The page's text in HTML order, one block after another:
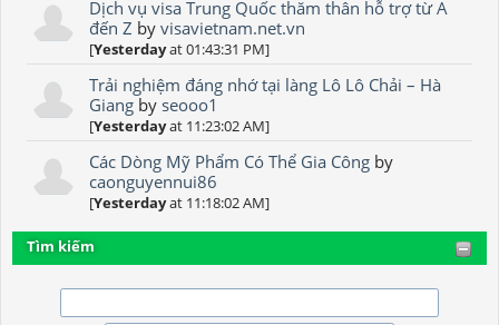
Dịch vụ visa Trung Quốc thăm thân hỗ trợ từ A
đến Z byvisavietnam.net.vn
[Yesterdayat 01:43:31 PM]
Trải nghiệm đáng nhớ tại làng Lô Lô Chải – Hà
Giang by seooo1
[Yesterdayat 11:23:02 AM]
Các Dòng Mỹ Phẩm Có Thể Gia Công by
caonguyennui86
[Yesterdayat 11:18:02 AM]
Tìm kiếm